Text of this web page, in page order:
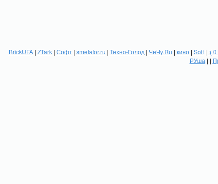
BrickUFA| ZTark| Софт| smetafor.ru | Техно-Голод | ЧеЧу.Ru | кино| Soft| :(
РУша | |